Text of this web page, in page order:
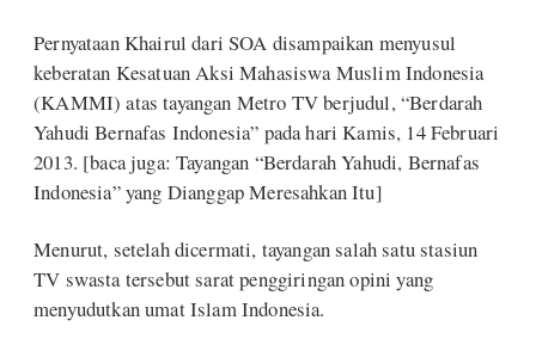
Pernyataan Khairul dari SOA disampaikan menyusul
keberatan Kesatuan Aksi Mahasiswa Muslim Indonesia
(KAMMI) atas tayangan Metro TV berjudul, “Berdarah
Yahudi Bernafas Indonesia” pada hari Kamis, 14 Februari
2013. [baca juga: Tayangan “Berdarah Yahudi, Bernafas
Indonesia” yang Dianggap Meresahkan Itu]
Menurut, setelah dicermati, tayangan salah satu stasiun
TV swasta tersebut sarat penggiringan opini yang
menyudutkan umat Islam Indonesia.